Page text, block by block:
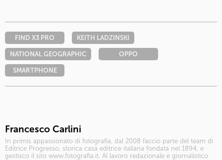
FIND X3 PRO KEITH LADZINSKI
NATIONAL GEOGRAPHIC OPPO
SMARTPHONE
Francesco Carlini
In primis appassionato di fotografia, dal 2008 faccio parte del team di
Editrice Progresso, storica casa editrice italiana fondata nel 1894, e
gestisco il sito www.fotografia.it. Al lavoro redazionale e giornalistico